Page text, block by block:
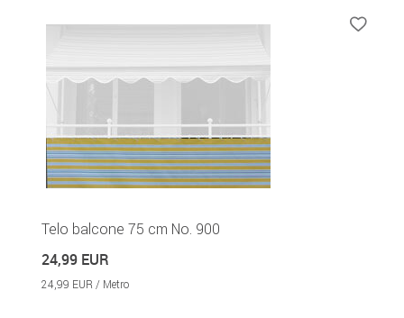
Telo balcone 75 cm No. 900
24,99 EUR
24,99 EUR / Metro